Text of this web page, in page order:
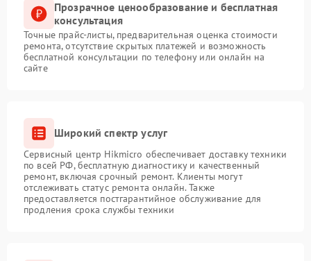
Прозрачное ценообразование и бесплатная
консультация
Точные прайс-листы, предварительная оценка стоимости
ремонта, отсутствие скрытых платежей и возможность
бесплатной консультации по телефону или онлайн на
сайте
Широкий спектр услуг
Сервисный центр Hikmicro обеспечивает доставку техники
по всей РФ, бесплатную диагностику и качественный
ремонт, включая срочный ремонт. Клиенты могут
отслеживать статус ремонта онлайн. Также
предоставляется постгарантийное обслуживание для
продления срока службы техники